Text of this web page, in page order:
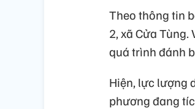
Theo thông tin
2, xã Cửa
quá trình đánh
Hiện, lực lượng
phương đang